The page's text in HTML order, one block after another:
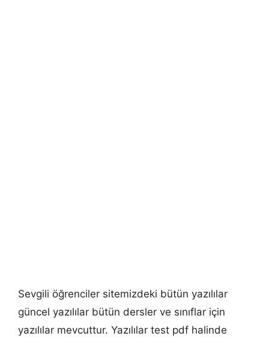
Sevgili öğrenciler sitemizdeki bütün yazılılar
güncel yazılılar bütün dersler ve sınıflar için
yazılılar mevcuttur. Yazılılar test pdf halinde